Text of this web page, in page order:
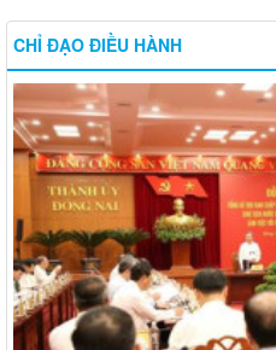
CHỈ ĐẠO ĐIỀU HÀNH